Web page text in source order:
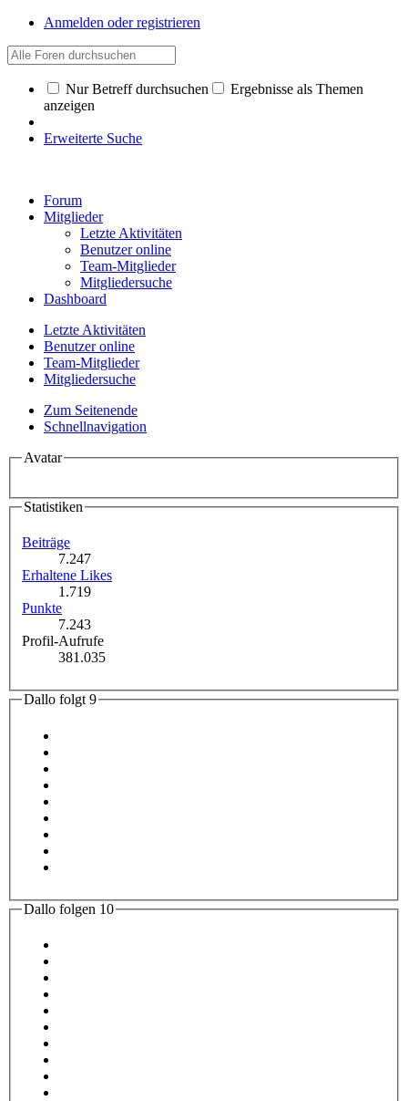
Anmelden oder registrieren
Nur Betreff durchsuchen
Ergebnisse als Themen
anzeigen
Erweiterte Suche
Forum
Mitglieder
Letzte Aktivitäten
Benutzer online
Team-Mitglieder
Mitgliedersuche
Dashboard
Letzte Aktivitäten
Benutzer online
Team-Mitglieder
Mitgliedersuche
Zum Seitenende
Schnellnavigation
Avatar
Statistiken
Beiträge
7.247
Erhaltene Likes
1.719
Punkte
7.243
Profil-Aufrufe
381.035
Dallo folgt 9
Dallo folgen 10